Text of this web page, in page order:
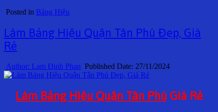
Posted in Bảng Hiệu
Làm Bảng Hiệu Quận Tân Phú Đẹp, Giá
Rẻ
Author: Lam Đinh Phan Published Date: 27/11/2024
Làm Bảng Hiệu Quận Tân PhúGiá Rẻ